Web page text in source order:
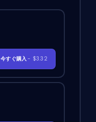
今すぐ購入- $3.32